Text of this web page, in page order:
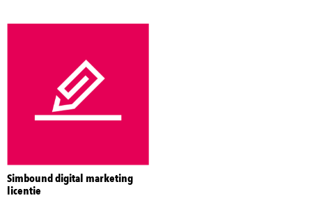
Simbound digital marketing
licentie